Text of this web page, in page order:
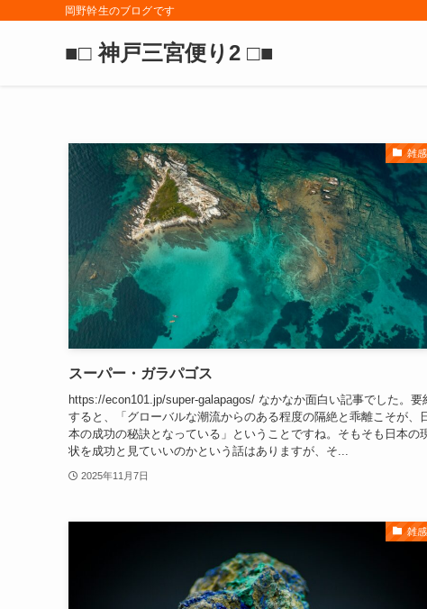
岡野幹生のブログです
■□ 神戸三宮便り2 □■
雑感
スーパー・ガラパゴス
https://econ101.jp/super-galapagos/ なかなか面白い記事でした。要
すると、「グローバルな潮流からのある程度の隔絶と乖離こそが、
本の成功の秘訣となっている」ということですね。そもそも日本の
状を成功と見ていいのかという話はありますが、そ...
2025年11月7日
雑感